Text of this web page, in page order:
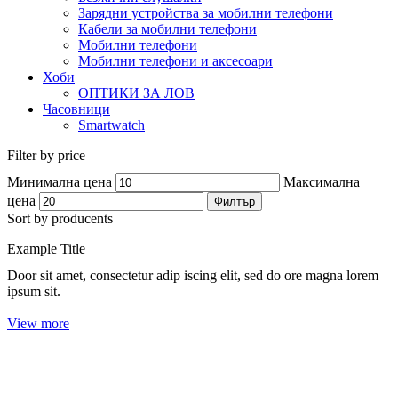
Зарядни устройства за мобилни телефони
Кабели за мобилни телефони
Мобилни телефони
Мобилни телефони и аксесоари
Хоби
ОПТИКИ ЗА ЛОВ
Часовници
Smartwatch
Filter by price
Минимална цена
Максимална
цена
Филтър
Sort by producents
Example Title
Door sit amet, consectetur adip iscing elit, sed do ore magna lorem
ipsum sit.
View more